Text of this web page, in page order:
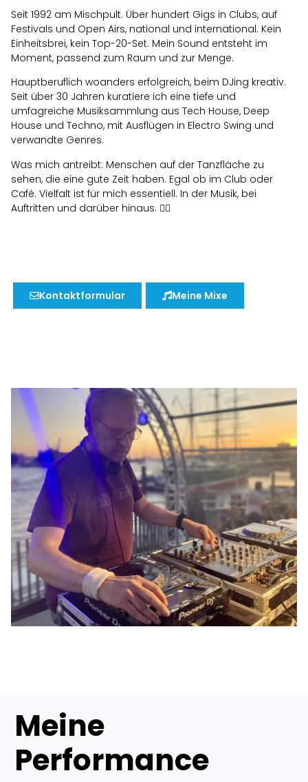
Seit 1992 am Mischpult. Über hundert Gigs in Clubs, auf
Festivals und Open Airs, national und international. Kein
Einheitsbrei, kein Top-20-Set. Mein Sound entsteht im
Moment, passend zum Raum und zur Menge.
Hauptberuflich woanders erfolgreich, beim DJing kreativ.
Seit über 30 Jahren kuratiere ich eine tiefe und
umfagreiche Musiksammlung aus Tech House, Deep
House und Techno, mit Ausflügen in Electro Swing und
verwandte Genres.
Was mich antreibt: Menschen auf der Tanzfläche zu
sehen, die eine gute Zeit haben. Egal ob im Club oder
Café. Vielfalt ist für mich essentiell. In der Musik, bei
Auftritten und darüber hinaus. 🏳️‍🌈
Kontaktformular Meine Mixe
Meine
Performance